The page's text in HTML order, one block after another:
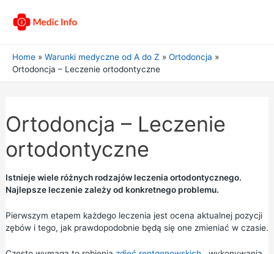
Home Warunki medyczne od A do Z
Ortodoncja
Ortodoncja – Leczenie ortodontyczne
Ortodoncja – Leczenie
ortodontyczne
Istnieje wiele różnych rodzajów leczenia ortodontycznego.
Najlepsze leczenie zależy od konkretnego problemu.
Pierwszym etapem każdego leczenia jest ocena aktualnej pozycji
zębów i tego, jak prawdopodobnie będą się one zmieniać w czasie.